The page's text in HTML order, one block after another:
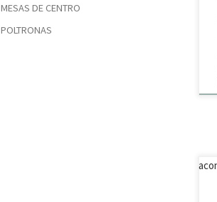
MESAS DE CENTRO
POLTRONAS